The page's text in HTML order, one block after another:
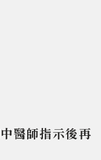
醫師指示後再